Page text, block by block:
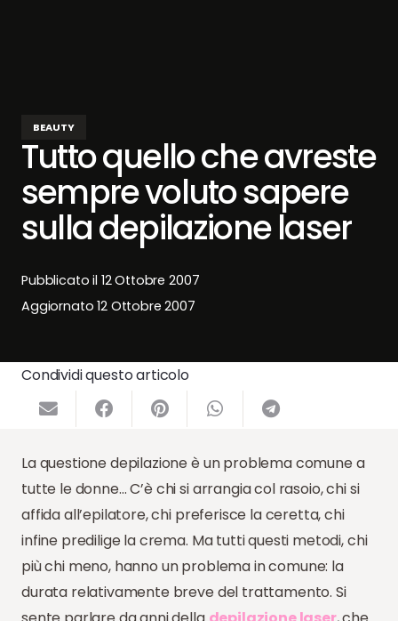
BEAUTY
Tutto quello che avreste
sempre voluto sapere
sulla depilazione laser
Pubblicato il 12 Ottobre 2007
Aggiornato12 Ottobre 2007
Condividi questo articolo
La questione depilazione è un problema comune a
tutte le donne… C’è chi si arrangia col rasoio, chi si
affida all’epilatore, chi preferisce la ceretta, chi
infine predilige la crema. Ma tutti questi metodi, chi
più chi meno, hanno un problema in comune: la
durata relativamente breve del trattamento. Si